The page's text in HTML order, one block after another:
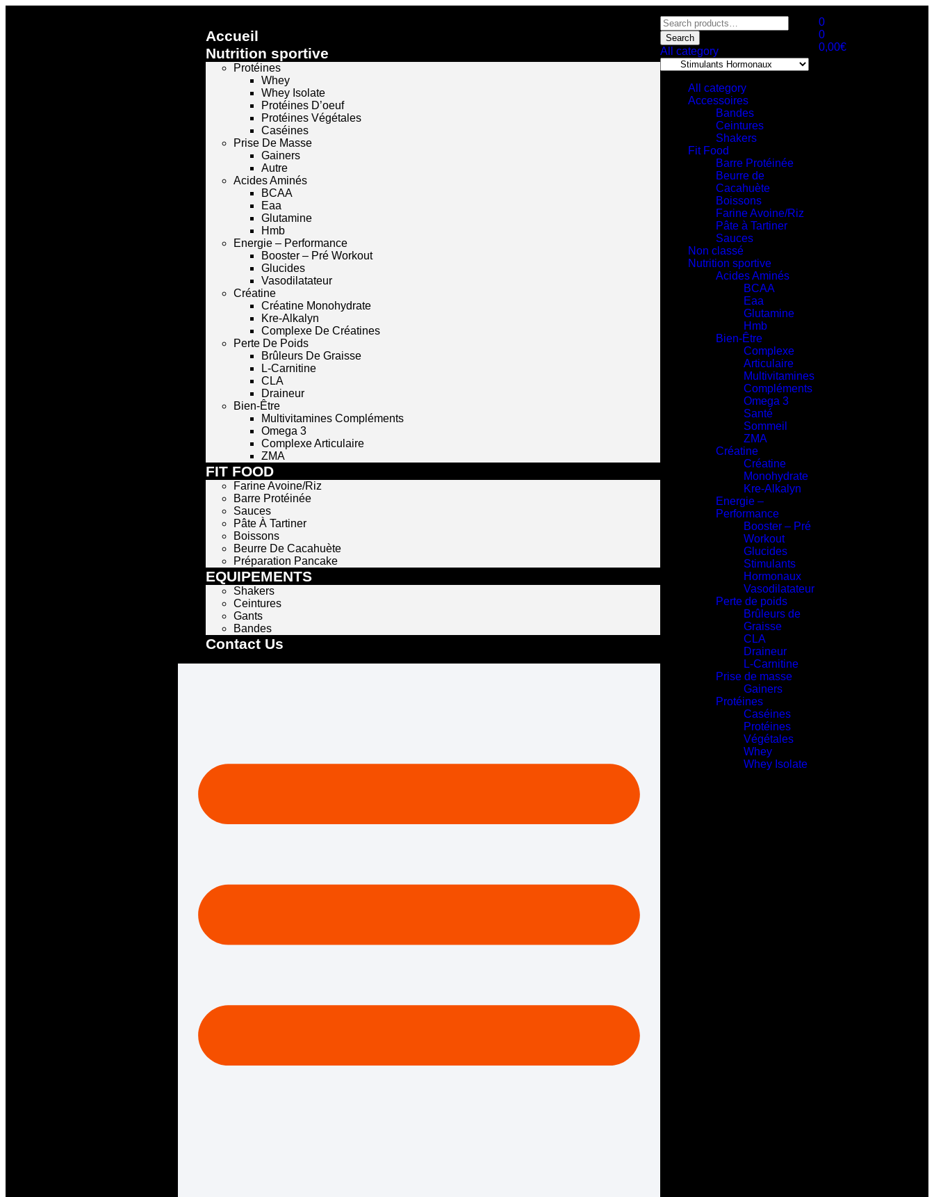
Accueil
Nutrition sportive
Protéines
Whey
Whey Isolate
Protéines D’oeuf
Protéines Végétales
Caséines
Prise De Masse
Gainers
Autre
Acides Aminés
BCAA
Eaa
Glutamine
Hmb
Energie – Performance
Booster – Pré Workout
Glucides
Vasodilatateur
Créatine
Créatine Monohydrate
Kre-Alkalyn
Complexe De Créatines
Perte De Poids
Brûleurs De Graisse
L-Carnitine
CLA
Draineur
Bien-Être
Multivitamines Compléments
Omega 3
Complexe Articulaire
ZMA
FIT FOOD
Farine Avoine/Riz
Barre Protéinée
Sauces
Pâte À Tartiner
Boissons
Beurre De Cacahuète
Préparation Pancake
EQUIPEMENTS
Shakers
Ceintures
Gants
Bandes
Contact Us
Search
All category
All category
Accessoires
Bandes
Ceintures
Shakers
Fit Food
Barre Protéinée
Beurre de
Cacahuète
Boissons
Farine Avoine/Riz
Pâte à Tartiner
Sauces
Non classé
Nutrition sportive
Acides Aminés
BCAA
Eaa
Glutamine
Hmb
Bien-Être
Complexe
Articulaire
Multivitamines
Compléments
Omega 3
Santé
Sommeil
ZMA
Créatine
Créatine
Monohydrate
Kre-Alkalyn
Energie –
Performance
Booster – Pré
Workout
Glucides
Stimulants
Hormonaux
Vasodilatateur
Perte de poids
Brûleurs de
Graisse
CLA
Draineur
L-Carnitine
Prise de masse
Gainers
Protéines
Caséines
Protéines
Végétales
Whey
Whey Isolate
0
0
0,00€